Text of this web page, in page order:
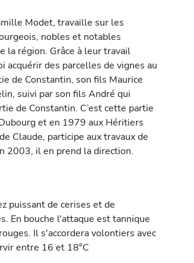
Modet, travaille sur les
nobles et notables
la région. Grâce à leur travail
acquérir des parcelles de vignes au
de Constantin, son fils Maurice
suivi par son fils André qui
de Constantin. C’est cette partie
et en 1979 aux Héritiers
Claude, participe aux travaux de
2003, il en prend la direction.
puissant de cerises et de
En bouche l'attaque est tannique
Il s'accordera volontiers avec
entre 16 et 18°C